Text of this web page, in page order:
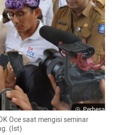
Perbesar
Oce saat mengisi seminar
(Ist)